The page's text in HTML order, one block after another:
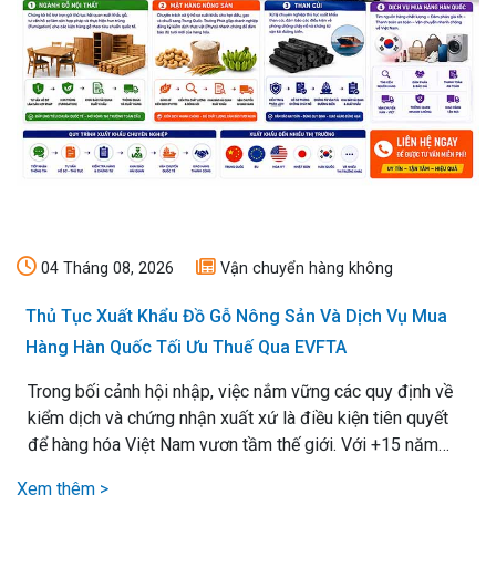
04 Tháng 08, 2026 Vận chuyển hàng không
Thủ Tục Xuất Khẩu Đồ Gỗ Nông Sản Và Dịch Vụ Mua
Hàng Hàn Quốc Tối Ưu Thuế Qua EVFTA
Trong bối cảnh hội nhập, việc nắm vững các quy định về
kiểm dịch và chứng nhận xuất xứ là điều kiện tiên quyết
để hàng hóa Việt Nam vươn tầm thế giới. Với +15 năm
tôi cam kết mang lại giải pháp vận chuyển hiệu quả nhất,.
Xem thêm >